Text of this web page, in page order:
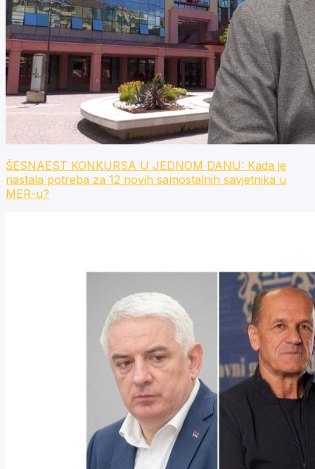
ŠESNAEST KONKURSA U JEDNOM DANU: Kada je
nastala potreba za 12 novih samostalnih savjetnika u
MER-u?